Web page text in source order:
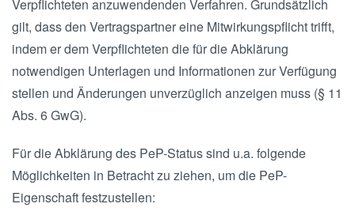
Verpflichteten anzuwendenden Verfahren. Grundsätzlich
gilt, dass den Vertragspartner eine Mitwirkungspflicht trifft,
indem er dem Verpflichteten die für die Abklärung
notwendigen Unterlagen und Informationen zur Verfügung
stellen und Änderungen unverzüglich anzeigen muss (§ 11
Abs. 6 GwG).
Für die Abklärung des PeP-Status sind u.a. folgende
Möglichkeiten in Betracht zu ziehen, um die PeP-
Eigenschaft festzustellen: